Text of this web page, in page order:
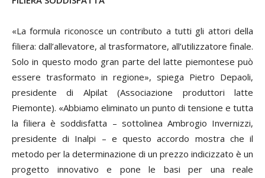
«La formula riconosce un contributo a tutti gli attori della
filiera: dall’allevatore, al trasformatore, all’utilizzatore finale.
Solo in questo modo gran parte del latte piemontese può
essere trasformato in regione», spiega Pietro Depaoli,
presidente di Alpilat (Associazione produttori latte
Piemonte). «Abbiamo eliminato un punto di tensione e tutta
la filiera è soddisfatta – sottolinea Ambrogio Invernizzi,
presidente di Inalpi – e questo accordo mostra che il
metodo per la determinazione di un prezzo indicizzato è un
progetto innovativo e pone le basi per una reale